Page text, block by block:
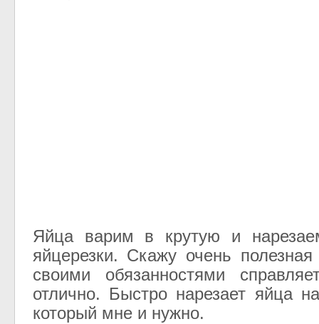
Яйца варим в крутую и
яйцерезки. Скажу очень
своими обязанностями
отлично. Быстро нарезает яйца
который мне и нужно.